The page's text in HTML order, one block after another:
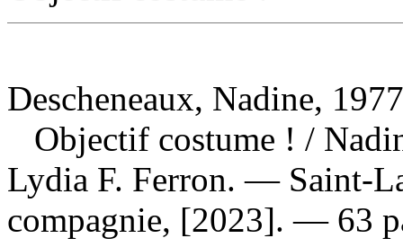
Descheneaux, Nadine,
Objectif costume ! /
Lydia F. Ferron. — Saint-
compagnie, [2023]. — 63